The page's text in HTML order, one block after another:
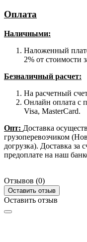
Оплата
Наличными:
Наложенный
2% от стоимости
Безналичный расчет:
На расчетный
Онлайн оплата с
Visa, MasterCard.
Опт: Доставка
грузоперевозчиком
догрузка). Доставка за
предоплате на наш
Отзывов (0)
Оставить отзыв
Оставить отзыв